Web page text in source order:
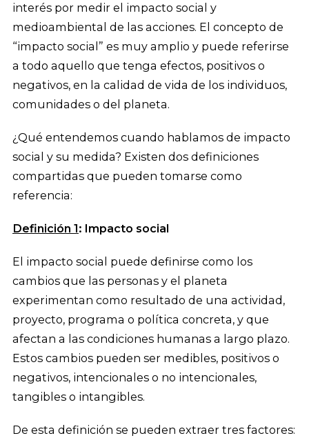
interés por medir el impacto social y
medioambiental de las acciones. El concepto de
“impacto social” es muy amplio y puede referirse
a todo aquello que tenga efectos, positivos o
negativos, en la calidad de vida de los individuos,
comunidades o del planeta.
¿Qué entendemos cuando hablamos de impacto
social y su medida? Existen dos definiciones
compartidas que pueden tomarse como
referencia:
Definición 1: Impacto social
El impacto social puede definirse como los
cambios que las personas y el planeta
experimentan como resultado de una actividad,
proyecto, programa o política concreta, y que
afectan a las condiciones humanas a largo plazo.
Estos cambios pueden ser medibles, positivos o
negativos, intencionales o no intencionales,
tangibles o intangibles.
De esta definición se pueden extraer tres factores: